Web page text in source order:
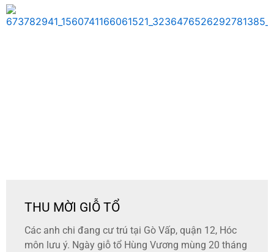
THU MỜI GIỖ TỔ
Các anh chi đang cư trú tại Gò Vấp, quận 12, Hóc
môn lưu ý. Ngày giỗ tổ Hùng Vương mùng 20 tháng